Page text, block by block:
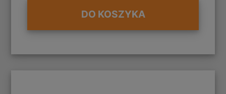
DO KOSZYKA